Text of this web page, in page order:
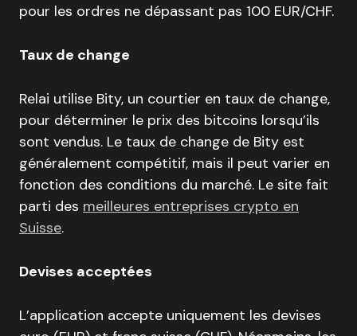
pour les ordres ne dépassant pas 100 EUR/CHF.
Taux de change
Relai utilise Bity, un courtier en taux de change,
pour déterminer le prix des bitcoins lorsqu’ils
sont vendus. Le taux de change de Bity est
généralement compétitif, mais il peut varier en
fonction des conditions du marché. Le site fait
parti des meilleures entreprises crypto en
Suisse.
Devises acceptées
L’application accepte uniquement les devises